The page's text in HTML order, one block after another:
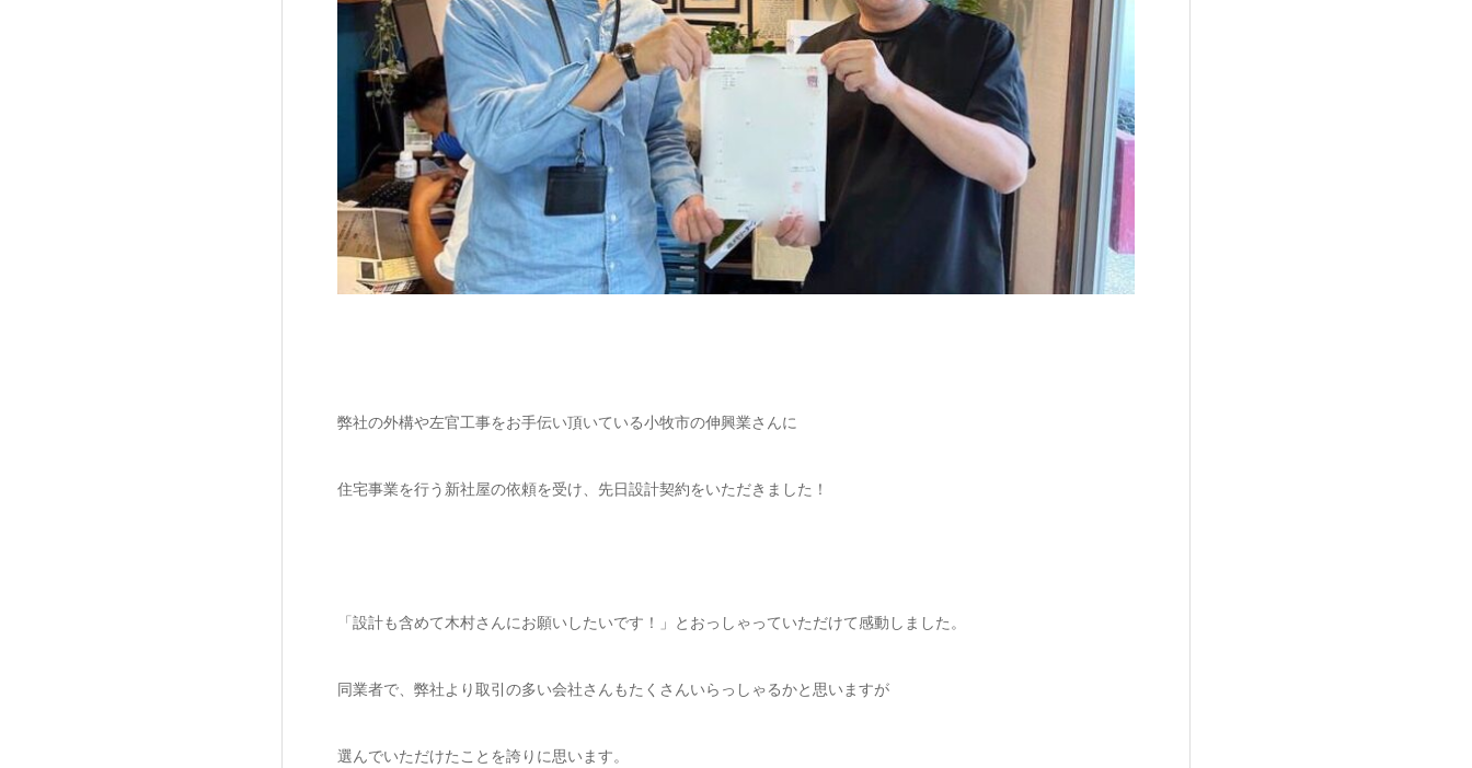
弊社の外構や左官工事をお手伝い頂いている小牧市の伸興業さんに
住宅事業を行う新社屋の依頼を受け、先日設計契約をいただきました！
「設計も含めて木村さんにお願いしたいです！」とおっしゃっていただけて感動しました。
同業者で、弊社より取引の多い会社さんもたくさんいらっしゃるかと思いますが
選んでいただけたことを誇りに思います。